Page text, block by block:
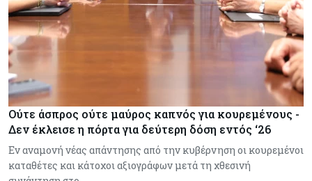
Ούτε άσπρος ούτε μαύρος καπνός για κουρεμένους -
Δεν έκλεισε η πόρτα για δεύτερη δόση εντός ‘26
Εν αναμονή νέας απάντησης από την κυβέρνηση οι κουρεμένοι
καταθέτες και κάτοχοι αξιογράφων μετά τη χθεσινή